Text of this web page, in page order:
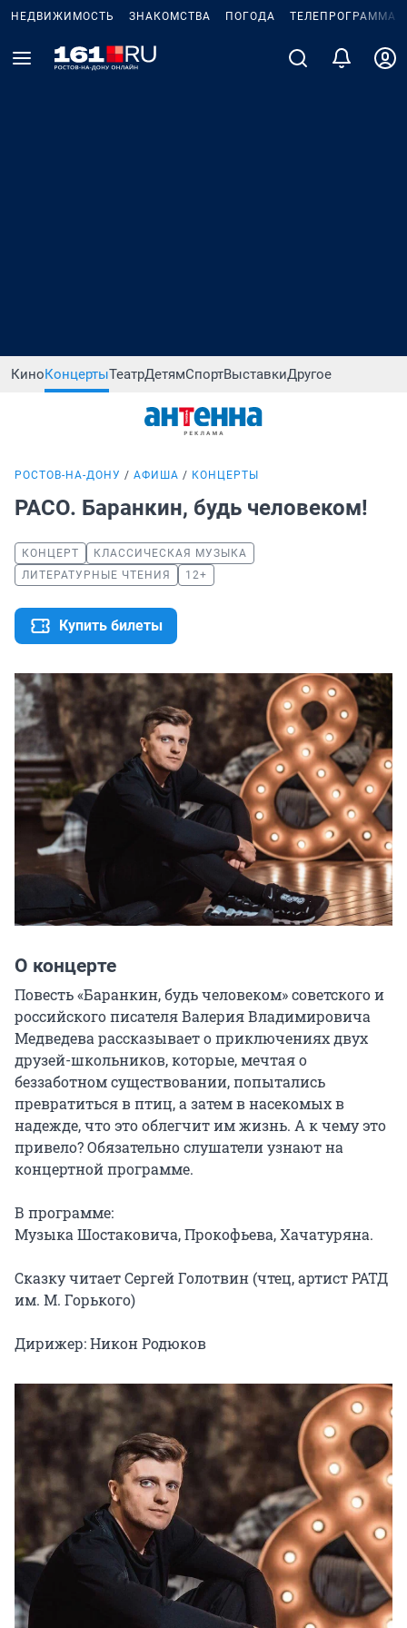
НЕДВИЖИМОСТЬ ЗНАКОМСТВА ПОГОДА ТЕЛЕПРОГРАММА
КиноКонцертыТеатрДетямСпортВыставкиДругое
РОСТОВ-НА-ДОНУ АФИША КОНЦЕРТЫ
РАСО. Баранкин, будь человеком!
КОНЦЕРТ
КЛАССИЧЕСКАЯ МУЗЫКА
ЛИТЕРАТУРНЫЕ ЧТЕНИЯ
12+
Купить билеты
О концерте
Повесть «Баранкин, будь человеком» советского и
российского писателя Валерия Владимировича
Медведева рассказывает о приключениях двух
друзей-школьников, которые, мечтая о
беззаботном существовании, попытались
превратиться в птиц, а затем в насекомых в
надежде, что это облегчит им жизнь. А к чему это
привело? Обязательно слушатели узнают на
концертной программе.
В программе:
Музыка Шостаковича, Прокофьева, Хачатуряна.
Сказку читает Сергей Голотвин (чтец, артист РАТД
им. М. Горького)
Дирижер: Никон Родюков